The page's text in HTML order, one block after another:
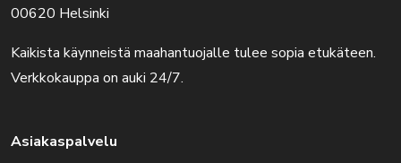
00620 Helsinki
Kaikista käynneistä maahantuojalle tulee sopia etukäteen.
Verkkokauppa on auki 24/7.
Asiakaspalvelu